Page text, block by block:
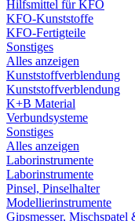
Hilfsmittel für KFO
KFO-Kunststoffe
KFO-Fertigteile
Sonstiges
Alles anzeigen
Kunststoffverblendung
Kunststoffverblendung
K+B Material
Verbundsysteme
Sonstiges
Alles anzeigen
Laborinstrumente
Laborinstrumente
Pinsel, Pinselhalter
Modellierinstrumente
Gipsmesser, Mischspatel